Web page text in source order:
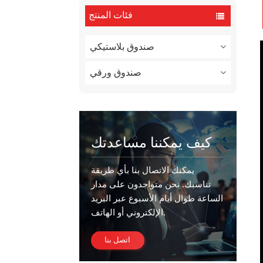
فئات المنتج
صندوق بلاستيكي
صندوق ورقي
كيف يمكننا مساعدتك
يمكنك الاتصال بنا بأي طريقة
تناسبك. نحن متواجدون على مدار
الساعة طوال أيام الأسبوع عبر البريد
الإلكتروني أو الهاتف.
اتصل بنا